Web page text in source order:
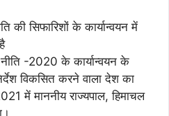
की सिफारिशों के कार्यान्वयन में
नीति -2020 के कार्यान्वयन के
विकसित करने वाला देश का
में माननीय राज्यपाल, हिमाचल